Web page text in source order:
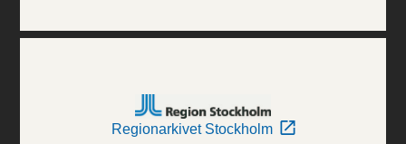
Regionarkivet Stockholm